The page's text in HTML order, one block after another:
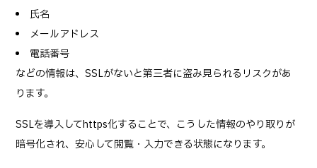
氏名
メールアドレス
電話番号
などの情報は、SSLがないと第三者に盗み見られるリスクがあ
ります。
SSLを導入してhttps化することで、こうした情報のやり取りが
暗号化され、安心して閲覧・入力できる状態になります。